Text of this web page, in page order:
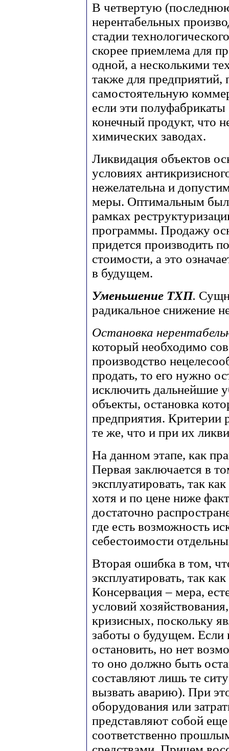
В четвертую
нерентабельных
стадии
скорее приемлема для
одной, а несколькими
также для
самостоятельную
если эти
конечный продукт, что
химических заводах.
Ликвидация объектов
условиях
нежелательна и
меры. Оптимальным
рамках
программы. Продажу
придется производить
стоимости, а это
в будущем.
Уменьшение ТХП.
радикальное снижение
Остановка
который необходимо
производство
продать, то его нужно
исключить дальнейшие
объекты, остановка
предприятия. Критерии
те же, что и при их
На данном этапе, как
Первая заключается в
эксплуатировать, так
хотя и по цене ниже
достаточно
где есть возможность
себестоимости
Вторая ошибка в том,
эксплуатировать, так
Консервация – мера,
условий
кризисных, поскольку
заботы о будущем. Если
остановить, но нет
то оно должно быть
составляют лишь те
вызвать аварию). При
оборудования или
представляют собой
соответственно